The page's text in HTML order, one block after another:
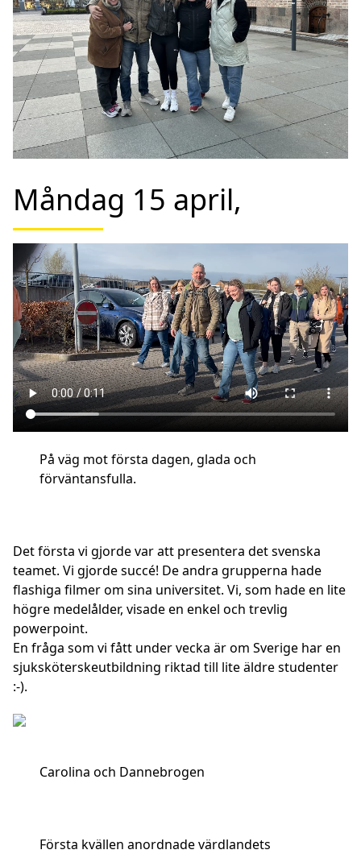
Måndag 15 april,
På väg mot första dagen, glada och
förväntansfulla.
Det första vi gjorde var att presentera det svenska
teamet. Vi gjorde succé! De andra grupperna hade
flashiga filmer om sina universitet. Vi, som hade en lite
högre medelålder, visade en enkel och trevlig
powerpoint.
En fråga som vi fått under vecka är om Sverige har en
sjuksköterskeutbildning riktad till lite äldre studenter
:-).
Carolina och Dannebrogen
Första kvällen anordnade värdlandets